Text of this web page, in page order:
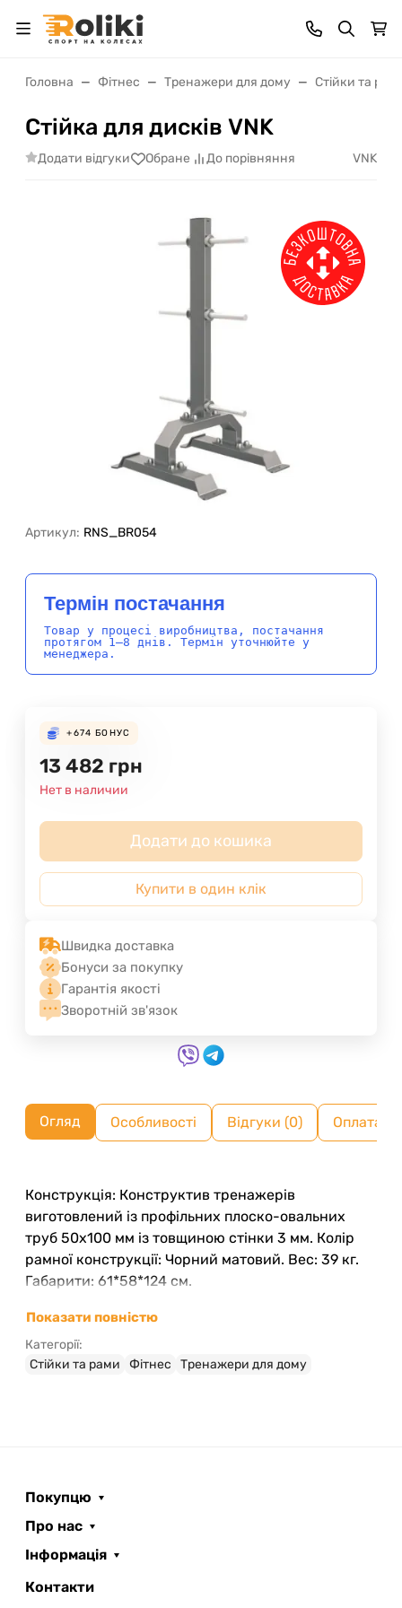
Головна Фітнес Тренажери для дому Стійки та
Стійка для дисків VNK
Додати відгуки Обране До порівняння VNK
Артикул: RNS_BR054
Термін постачання
Товар у процесі виробництва, постачання
протягом 1–8 днів. Термін уточнюйте у
менеджера.
+674 БОНУС
13 482 грн
Нет в наличии
Додати до кошика
Купити в один клік
Швидка доставка
Бонуси за покупку
Гарантія якості
Зворотній зв'язок
Огляд Особливості Відгуки (0) Оплата
Конструкція: Конструктив тренажерів
виготовлений із профільних плоско-овальних
труб 50х100 мм із товщиною стінки 3 мм. Колір
рамної конструкції: Чорний матовий. Вес: 39 кг.
Габарити: 61*58*124 см.
Показати повністю
Категорії:
Стійки та рами
Фітнес Тренажери для дому
Покупцю
Про нас
Інформація
Контакти